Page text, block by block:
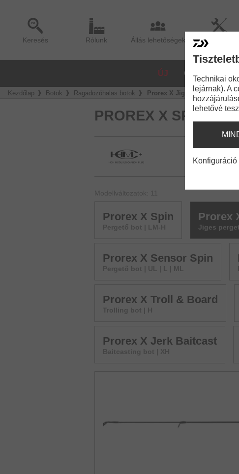
Keresés Rólunk Állás lehetőségek
ÚJ ORSÓK
Kezdőlap Botok Ragadozóhalas botok Prorex X Jiggerspin
PROREX X
Modellváltozatok: 11
Prorex X Spin
Pergető bot | LM-H
Prorex
Jiges
Prorex X Sensor Spin
Pergető bot | UL | L | ML
Prorex X Troll & Board
Trolling bot | H
Prorex X Jerk Baitcast
Baitcasting bot | XH
Technikai
lejárnak). A
lehetővé